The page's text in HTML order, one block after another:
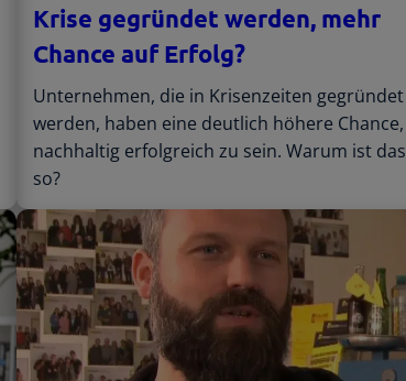
Krise gegründet werden, mehr
Chance auf Erfolg?
Unternehmen, die in Krisenzeiten gegründet
werden, haben eine deutlich höhere Chance,
nachhaltig erfolgreich zu sein. Warum ist das
so?